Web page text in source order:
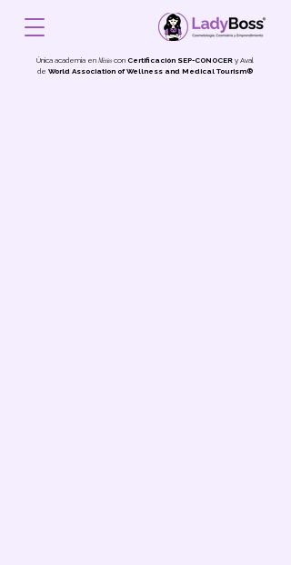
Única academia en Méxicocon Certificación SEP-CONOCER y Aval
de World Association of Wellness and Medical Tourism®